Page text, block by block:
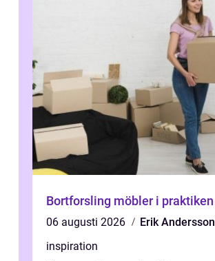
Bortforsling möbler i praktiken
06 augusti 2026
Erik Andersson
inspiration